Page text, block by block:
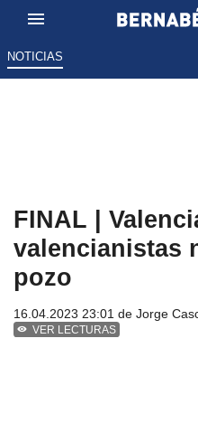
NOTICIAS
FINAL |
valencianistas
pozo
16.04.2023 23:01 de Jorge
VER LECTURAS